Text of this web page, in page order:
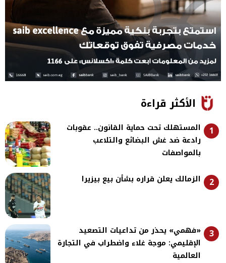
الأكثر قراءة
1
المستهلك تحت حماية القانون.. عقوبات
رادعة ضد غش البضائع والتلاعب
بالمواصفات
2 الزمالك يعلن قراره بشأن بيع بيزيرا
3
«فهمي» يحذر من تداعيات التصعيد
الإقليمي: موجة غلاء واضطراب في التجارة
العالمية